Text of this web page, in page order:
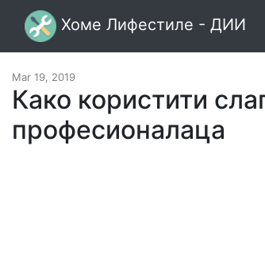
Хоме Лифестиле - ДИИ
Mar 19, 2019
Како користити
професионалаца